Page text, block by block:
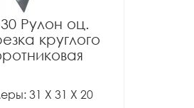
Рулон оц.
круглого
31 X 31 X 20